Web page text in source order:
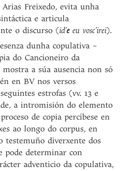
Freixedo, evita unha
e articula
o discurso (id’eeu vosc’irei).
dunha copulativa –
do Cancioneiro da
mostra a súa ausencia non só
en BV nos versos
estrofas (vv. 13 e
a intromisión do elemento
de copia percíbese en
ao longo do corpus, en
testemuño diverxente dos
pode determinar con
adventicio da copulativa,